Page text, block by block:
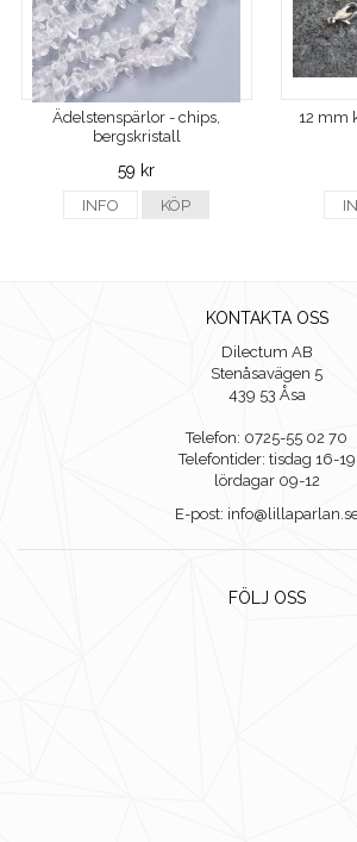
Ädelstenspärlor - chips,
bergskristall
59 kr
INFO KÖP
12 mm
KONTAKTA OSS
Dilectum AB
Stenåsavägen 5
439 53 Åsa
Telefon: 0725-55 02 70
Telefontider: tisdag 16-19
lördagar 09-12
E-post:
FÖLJ OSS